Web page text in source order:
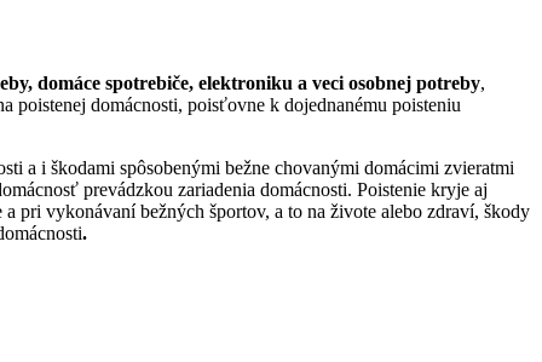
domáce spotrebiče, elektroniku a veci osobnej potreby,
poistenej domácnosti, poisťovne k dojednanému poisteniu
a i škodami spôsobenými bežne chovanými domácimi zvieratmi
prevádzkou zariadenia domácnosti. Poistenie kryje aj
pri vykonávaní bežných športov, a to na živote alebo zdraví, škody
.